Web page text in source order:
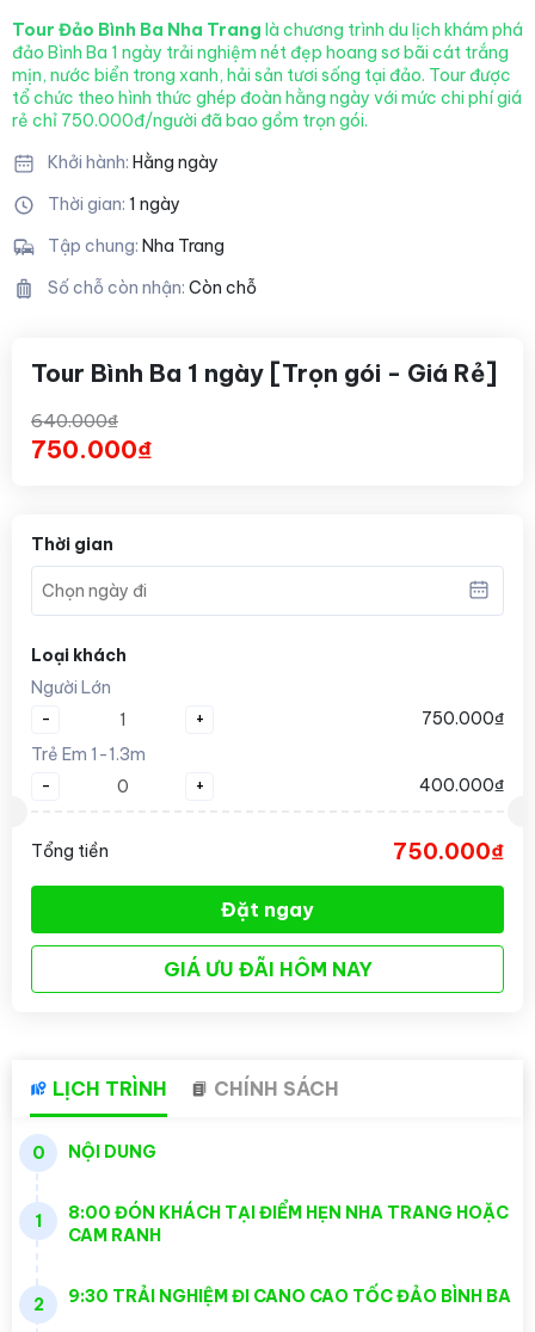
Tour Đảo Bình Ba Nha Trang là chương trình du lịch khám phá
đảo Bình Ba 1 ngày trải nghiệm nét đẹp hoang sơ bãi cát trắng
mịn, nước biển trong xanh, hải sản tươi sống tại đảo. Tour được
tổ chức theo hình thức ghép đoàn hằng ngày với mức chi phí giá
rẻ chỉ 750.000đ/người đã bao gồm trọn gói.
Khởi hành: Hằng ngày
Thời gian: 1 ngày
Tập chung: Nha Trang
Số chỗ còn nhận: Còn chỗ
Tour Bình Ba 1 ngày [Trọn gói - Giá Rẻ]
640.000₫
750.000₫
Thời gian
Loại khách
Người Lớn
-
+
750.000₫
Trẻ Em 1-1.3m
-
+ 400.000₫
Tổng tiền 750.000₫
Đặt ngay
GIÁ ƯU ĐÃI HÔM NAY
LỊCH TRÌNH CHÍNH SÁCH
0 NỘI DUNG
1
8:00 ĐÓN KHÁCH TẠI ĐIỂM HẸN NHA TRANG HOẶC
CAM RANH
2 9:30 TRẢI NGHIỆM ĐI CANO CAO TỐC ĐẢO BÌNH BA